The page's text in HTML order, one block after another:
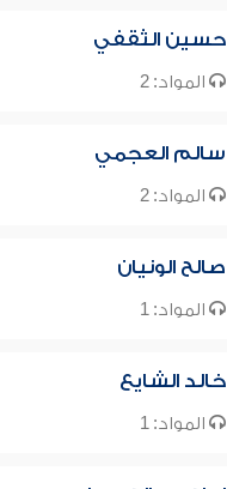
حسين الثقفي
المواد: 2
سالم العجمي
المواد: 2
صالح الونيان
المواد: 1
خالد الشايع
المواد: 1